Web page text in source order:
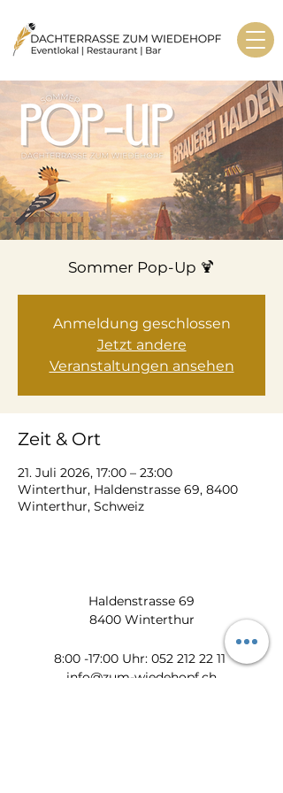
Sommer Pop-Up 🍹
Anmeldung geschlossen
Jetzt andere
Veranstaltungen ansehen
Zeit & Ort
21. Juli 2026, 17:00 – 23:00
Winterthur, Haldenstrasse 69, 8400
Winterthur, Schweiz
Haldenstrasse 69
8400 Winterthur
​​8:00 -17:00 Uhr: 052 212 22 11
info@zum-wiedehopf.ch